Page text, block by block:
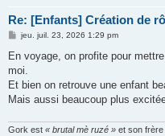
Re: [Enfants] Création de
M
s
a
g
jeu. juil. 23, 2026 1:29 pm
En voyage, on profite pour
moi.
Et bien on retrouve une enfant
Mais aussi beaucoup plus
Gork est « brutal mè ruzé » et son